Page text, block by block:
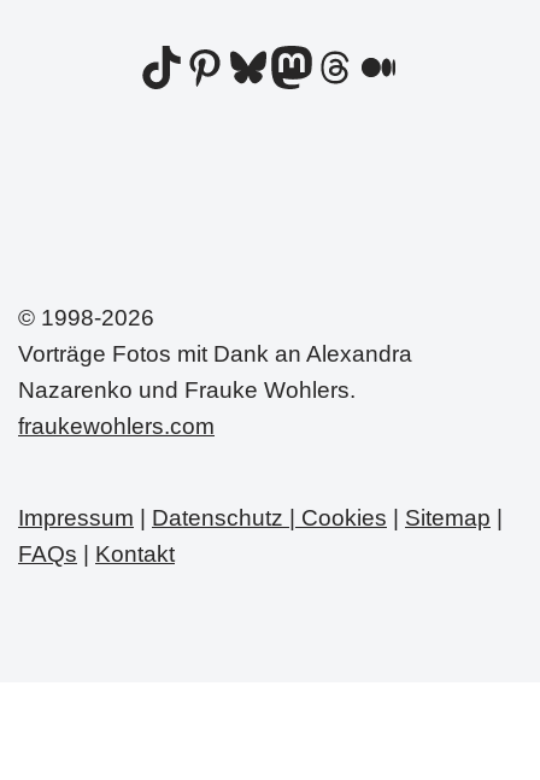
© 1998-2026
Vorträge Fotos mit Dank an Alexandra
Nazarenko und Frauke Wohlers.
fraukewohlers.com
Impressum Datenschutz | Cookies Sitemap
FAQs
Kontakt